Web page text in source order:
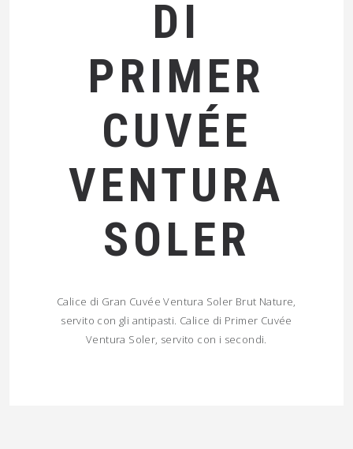
DI
PRIMER
CUVÉE
VENTURA
SOLER
Calice di Gran Cuvée Ventura Soler Brut Nature,
servito con gli antipasti. Calice di Primer Cuvée
Ventura Soler, servito con i secondi.